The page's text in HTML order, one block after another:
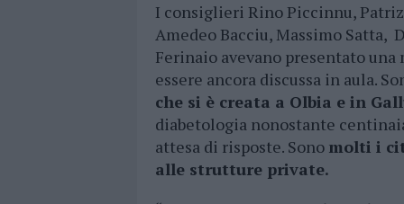
I consiglieri Rino Piccinnu,
Amedeo Bacciu, Massimo Satta,
Ferinaio avevano presentato
essere ancora discussa in aula.
che si è creata a Olbia e in
diabetologia nonostante
attesa di risposte. Sono molti i
alle strutture private.